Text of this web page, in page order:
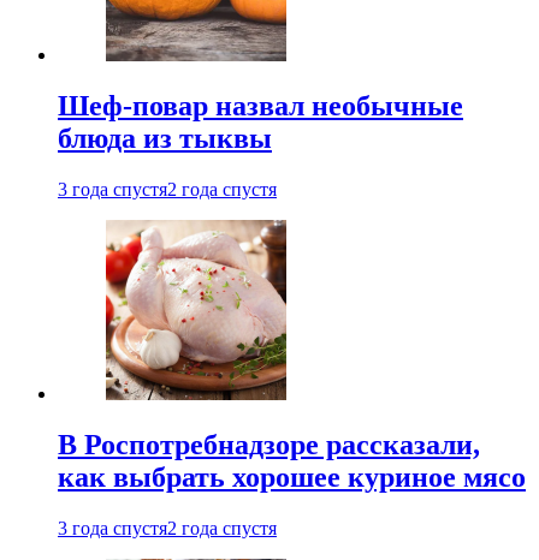
Шеф-повар назвал необычные
блюда из тыквы
3 года спустя2 года спустя
В Роспотребнадзоре рассказали,
как выбрать хорошее куриное мясо
3 года спустя2 года спустя